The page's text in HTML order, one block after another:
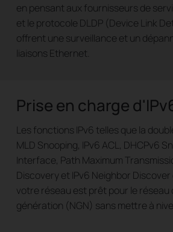
en pensant aux fournisseurs de
et le protocole DLDP (Device Link
offrent une surveillance et un
liaisons Ethernet.
Prise en charge
Les fonctions IPv6 telles que la
MLD Snooping, IPv6 ACL, DHCPv6
Interface, Path Maximum
Discovery et IPv6 Neighbor
votre réseau est prêt pour le réseau
génération (NGN) sans mettre à